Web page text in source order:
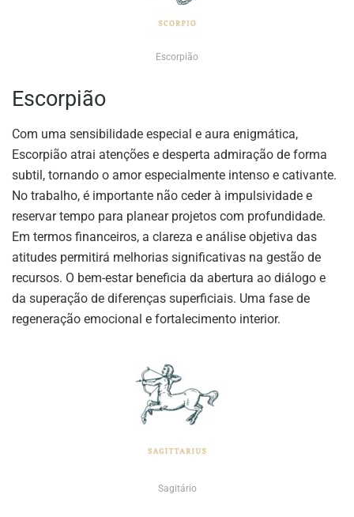
Escorpião
Escorpião
Com uma sensibilidade especial e aura enigmática,
Escorpião atrai atenções e desperta admiração de forma
subtil, tornando o amor especialmente intenso e cativante.
No trabalho, é importante não ceder à impulsividade e
reservar tempo para planear projetos com profundidade.
Em termos financeiros, a clareza e análise objetiva das
atitudes permitirá melhorias significativas na gestão de
recursos. O bem-estar beneficia da abertura ao diálogo e
da superação de diferenças superficiais. Uma fase de
regeneração emocional e fortalecimento interior.
Sagitário